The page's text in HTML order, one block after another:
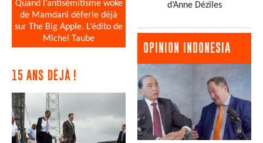
Quand l’antisémitisme woke
de Mamdani déferle déjà
sur The Big Apple. L’édito de
Michel Taube
15 ANS DÉJÀ !
d’Anne Dézîles
OPINION INDONESIA